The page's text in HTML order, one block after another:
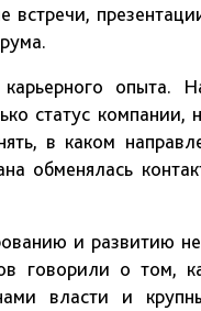
встречи,
опыта.
статус компании,
в каком
обменялась
и развитию
говорили о том,
власти и